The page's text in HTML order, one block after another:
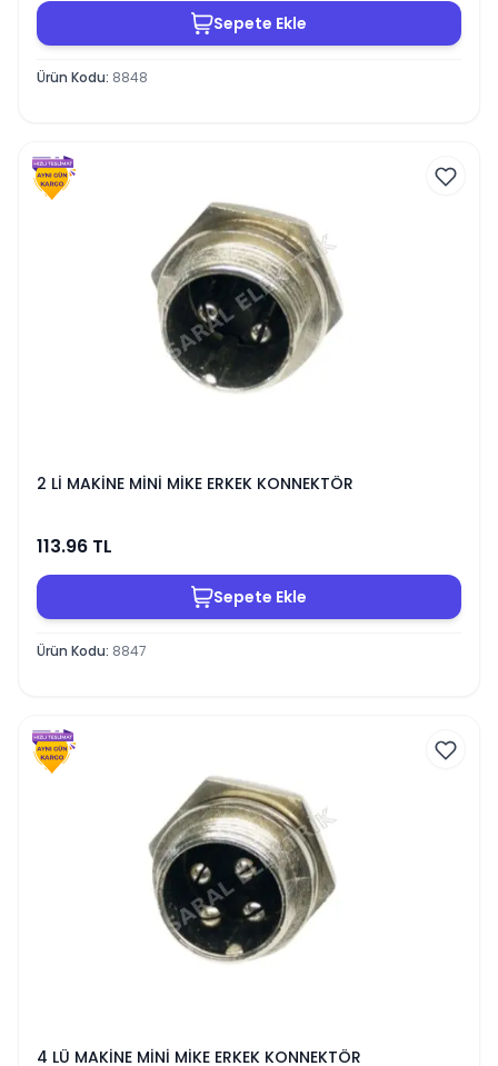
Sepete Ekle
Ürün Kodu: 8848
2 Lİ MAKİNE MİNİ MİKE ERKEK KONNEKTÖR
113.96 TL
Sepete Ekle
Ürün Kodu: 8847
4 LÜ MAKİNE MİNİ MİKE ERKEK KONNEKTÖR